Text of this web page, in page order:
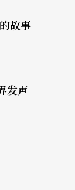
故事
发声